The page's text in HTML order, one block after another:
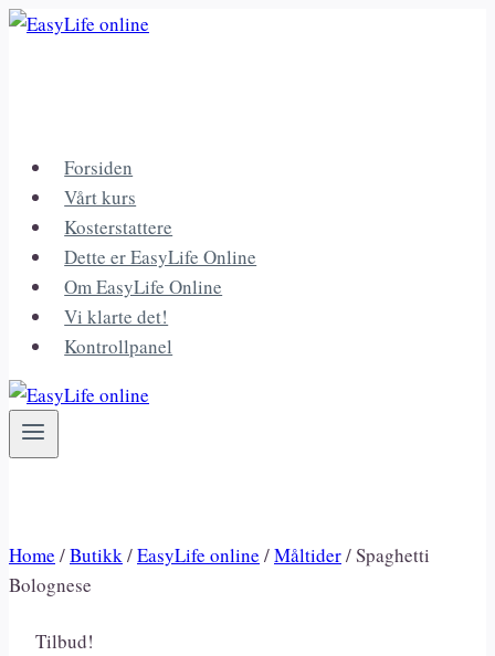
Skip
Forsiden
Vårt kurs
Kosterstattere
Dette er EasyLife Online
Om EasyLife Online
Vi klarte det!
Kontrollpanel
Home /Butikk/EasyLife online /Måltider/Spaghetti
Bolognese
Tilbud!